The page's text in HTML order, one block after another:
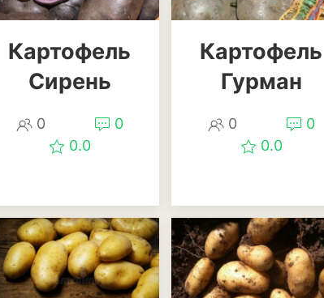
Декоративная капуста
Декоративный лук
Ипомея
Клематисы
Крокус
Лапчатка
Картофель
Сирень
0
0
0.0
Картофель
Гурман
0
0
0.0